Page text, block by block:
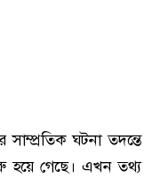
ঘটনা তদন্তে
হয়ে গেছে। এখন তথ্য